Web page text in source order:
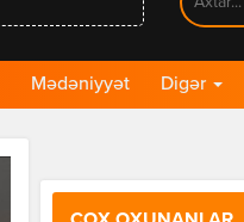
Mədəniyyət Digər